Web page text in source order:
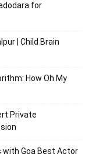
for
| Child Brain
How Oh My
Private
with Goa Best Actor